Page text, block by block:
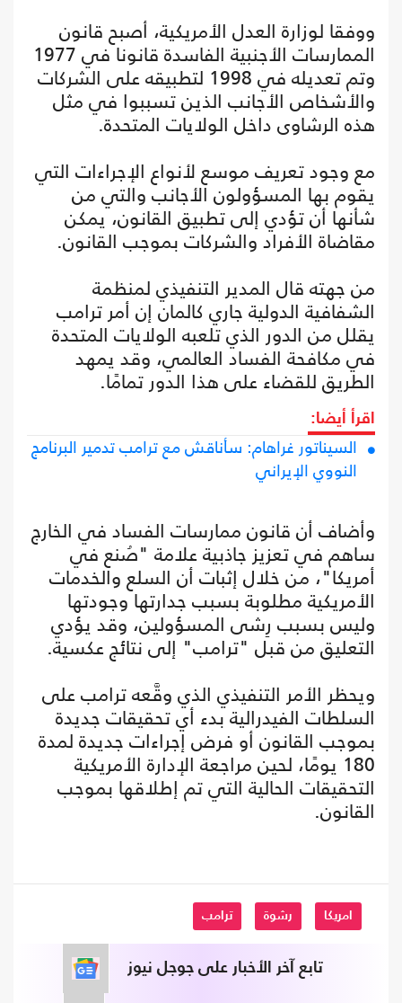
ووفقا لوزارة العدل الأمريكية، أصبح قانون
الممارسات الأجنبية الفاسدة قانونا في 1977
وتم تعديله في 1998 لتطبيقه على الشركات
والأشخاص الأجانب الذين تسببوا في مثل
هذه الرشاوى داخل الولايات المتحدة.
مع وجود تعريف موسع لأنواع الإجراءات التي
يقوم بها المسؤولون الأجانب والتي من
شأنها أن تؤدي إلى تطبيق القانون، يمكن
مقاضاة الأفراد والشركات بموجب القانون.
من جهته قال المدير التنفيذي لمنظمة
الشفافية الدولية جاري كالمان إن أمر ترامب
يقلل من الدور الذي تلعبه الولايات المتحدة
في مكافحة الفساد العالمي، وقد يمهد
الطريق للقضاء على هذا الدور تمامًا.
اقرأ أيضا:
السيناتور غراهام: سأناقش مع ترامب تدمير البرنامج
النووي الإيراني
وأضاف أن قانون ممارسات الفساد في الخارج
ساهم في تعزيز جاذبية علامة "صُنع في
أمريكا"، من خلال إثبات أن السلع والخدمات
الأمريكية مطلوبة بسبب جدارتها وجودتها
وليس بسبب رِشى المسؤولين، وقد يؤدي
التعليق من قبل "ترامب" إلى نتائج عكسية.
ويحظر الأمر التنفيذي الذي وقَّعه ترامب على
السلطات الفيدرالية بدء أي تحقيقات جديدة
بموجب القانون أو فرض إجراءات جديدة لمدة
180 يومًا، لحين مراجعة الإدارة الأمريكية
التحقيقات الحالية التي تم إطلاقها بموجب
القانون.
امريكا رشوة ترامب
تابع آخر الأخبار على جوجل نيوز